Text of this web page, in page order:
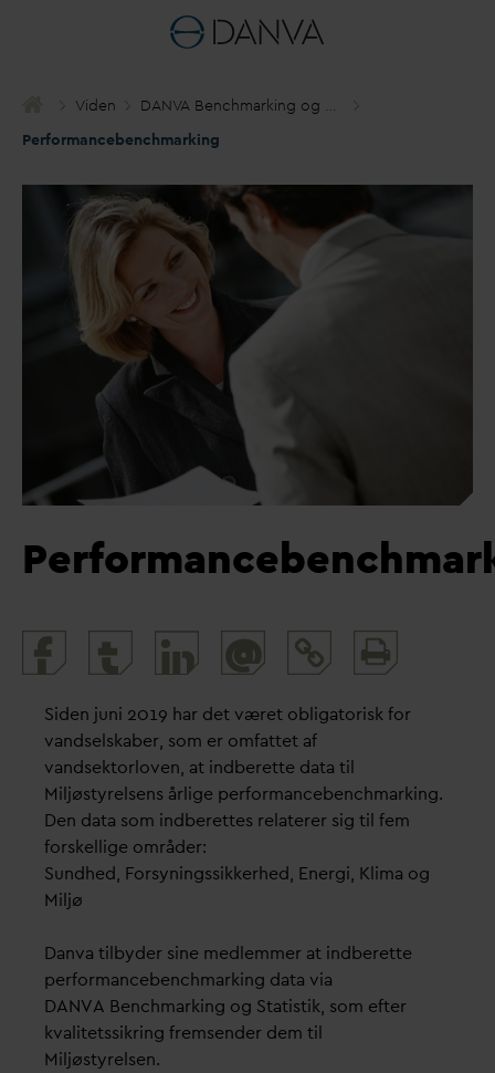
Viden DANVA Benchmarking og Statistik
Performancebenchmarking
@
and
Siden juni 2019 har det været obligatorisk for
vandselskaber, som er omfattet af
vandsektorloven, at indberette data til
Miljøstyrelsens årlige performancebenchmarking.
Den data som indberettes relaterer sig til fem
forskellige områder:
Sundhed, Forsyningssikkerhed, Energi, Klima og
Miljø
Danva tilbyder sine medlemmer at indberette
performancebenchmarking data via
DANVA Benchmarking og Statistik, som efter
kvalitetssikring fremsender dem til
Miljøstyrelsen.